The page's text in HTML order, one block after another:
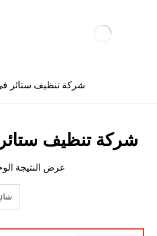
شركة تنظيف ستائر
شركة تنظيف
عرض النتيجة